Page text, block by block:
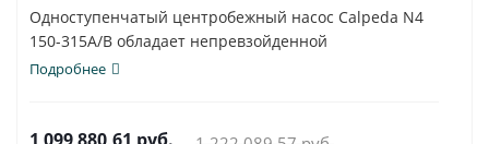
Одноступенчатый центробежный насос Calpeda N4
150-315A/B обладает непревзойденной
универсальностью...
Подробнее